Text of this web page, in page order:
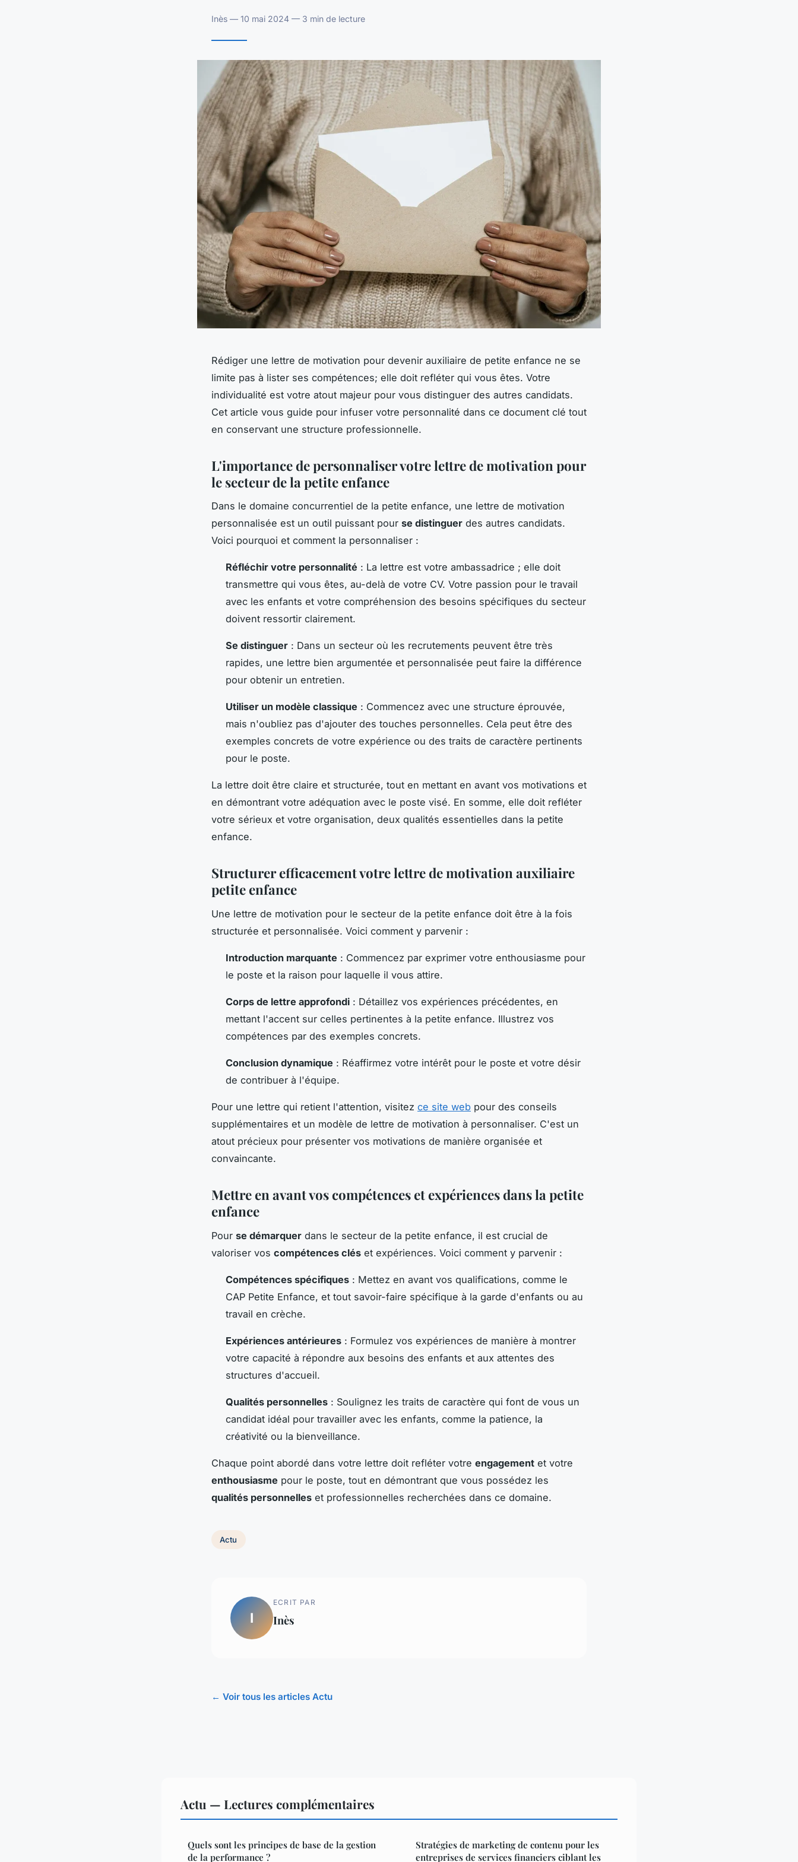
Inès — 10 mai 2024 — 3 min de lecture
Rédiger une lettre de motivation pour devenir auxiliaire de petite enfance ne se
limite pas à lister ses compétences; elle doit refléter qui vous êtes. Votre
individualité est votre atout majeur pour vous distinguer des autres candidats.
Cet article vous guide pour infuser votre personnalité dans ce document clé tout
en conservant une structure professionnelle.
L'importance de personnaliser votre lettre de motivation pour
le secteur de la petite enfance
Dans le domaine concurrentiel de la petite enfance, une lettre de motivation
personnalisée est un outil puissant pour se distinguer des autres candidats.
Voici pourquoi et comment la personnaliser :
Réfléchir votre personnalité : La lettre est votre ambassadrice ; elle doit
transmettre qui vous êtes, au-delà de votre CV. Votre passion pour le travail
avec les enfants et votre compréhension des besoins spécifiques du secteur
doivent ressortir clairement.
Se distinguer : Dans un secteur où les recrutements peuvent être très
rapides, une lettre bien argumentée et personnalisée peut faire la différence
pour obtenir un entretien.
Utiliser un modèle classique : Commencez avec une structure éprouvée,
mais n'oubliez pas d'ajouter des touches personnelles. Cela peut être des
exemples concrets de votre expérience ou des traits de caractère pertinents
pour le poste.
La lettre doit être claire et structurée, tout en mettant en avant vos motivations et
en démontrant votre adéquation avec le poste visé. En somme, elle doit refléter
votre sérieux et votre organisation, deux qualités essentielles dans la petite
enfance.
Structurer efficacement votre lettre de motivation auxiliaire
petite enfance
Une lettre de motivation pour le secteur de la petite enfance doit être à la fois
structurée et personnalisée. Voici comment y parvenir :
Introduction marquante : Commencez par exprimer votre enthousiasme pour
le poste et la raison pour laquelle il vous attire.
Corps de lettre approfondi : Détaillez vos expériences précédentes, en
mettant l'accent sur celles pertinentes à la petite enfance. Illustrez vos
compétences par des exemples concrets.
Conclusion dynamique : Réaffirmez votre intérêt pour le poste et votre désir
de contribuer à l'équipe.
Pour une lettre qui retient l'attention, visitez ce site web pour des conseils
supplémentaires et un modèle de lettre de motivation à personnaliser. C'est un
atout précieux pour présenter vos motivations de manière organisée et
convaincante.
Mettre en avant vos compétences et expériences dans la petite
enfance
Pour se démarquer dans le secteur de la petite enfance, il est crucial de
valoriser vos compétences clés et expériences. Voici comment y parvenir :
Compétences spécifiques : Mettez en avant vos qualifications, comme le
CAP Petite Enfance, et tout savoir-faire spécifique à la garde d'enfants ou au
travail en crèche.
Expériences antérieures : Formulez vos expériences de manière à montrer
votre capacité à répondre aux besoins des enfants et aux attentes des
structures d'accueil.
Qualités personnelles : Soulignez les traits de caractère qui font de vous un
candidat idéal pour travailler avec les enfants, comme la patience, la
créativité ou la bienveillance.
Chaque point abordé dans votre lettre doit refléter votre engagement et votre
enthousiasme pour le poste, tout en démontrant que vous possédez les
qualités personnelles et professionnelles recherchées dans ce domaine.
Actu
I
ECRIT PAR
Inès
← Voir tous les articles Actu
Actu — Lectures complémentaires
Quels sont les principes de base de la gestion
de la performance ?
Stratégies de marketing de contenu pour les
entreprises de services financiers ciblant les